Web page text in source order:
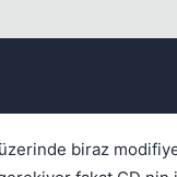
biraz modifiye